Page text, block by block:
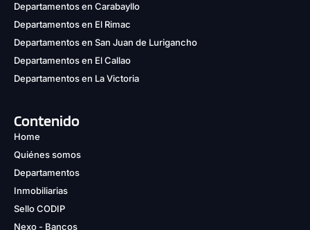
Departamentos en Carabayllo
Departamentos en El Rimac
Departamentos en San Juan de Lurigancho
Departamentos en El Callao
Departamentos en La Victoria
Contenido
Home
Quiénes somos
Departamentos
Inmobiliarias
Sello CODIP
Nexo - Bancos